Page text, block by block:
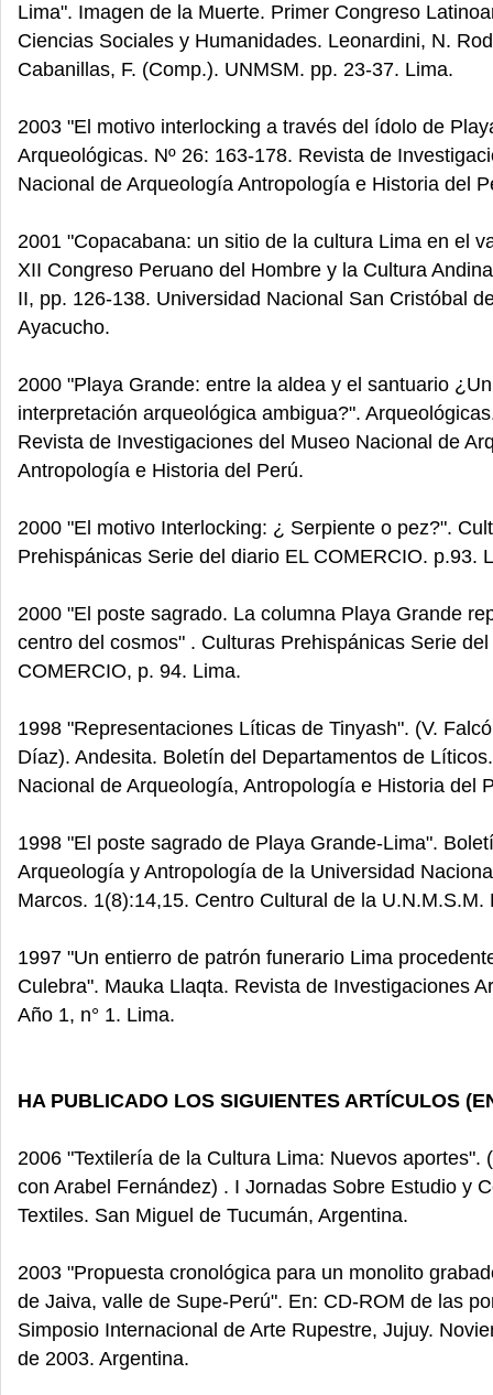
Lima". Imagen de la Muerte. Primer Congreso
Ciencias Sociales y Humanidades. Leonardini, N.
Cabanillas, F. (Comp.). UNMSM. pp. 23-37. Lima.
2003 "El motivo interlocking a través del ídolo de
Arqueológicas. Nº 26: 163-178. Revista de
Nacional de Arqueología Antropología e Historia del
2001 "Copacabana: un sitio de la cultura Lima en el
XII Congreso Peruano del Hombre y la Cultura
II, pp. 126-138. Universidad Nacional San Cristóbal
Ayacucho.
2000 "Playa Grande: entre la aldea y el santuario
interpretación arqueológica ambigua?".
Revista de Investigaciones del Museo Nacional de
Antropología e Historia del Perú.
2000 "El motivo Interlocking: ¿ Serpiente o pez?".
Prehispánicas Serie del diario EL COMERCIO. p.93.
2000 "El poste sagrado. La columna Playa Grande
centro del cosmos" . Culturas Prehispánicas Serie
COMERCIO, p. 94. Lima.
1998 "Representaciones Líticas de Tinyash". (V.
Díaz). Andesita. Boletín del Departamentos de
Nacional de Arqueología, Antropología e Historia del
1998 "El poste sagrado de Playa Grande-Lima".
Arqueología y Antropología de la Universidad
Marcos. 1(8):14,15. Centro Cultural de la U.N.M.S.M.
1997 "Un entierro de patrón funerario Lima
Culebra". Mauka Llaqta. Revista de Investigaciones
Año 1, n° 1. Lima.
HA PUBLICADO LOS SIGUIENTES ARTÍCULOS
2006 "Textilería de la Cultura Lima: Nuevos aportes".
con Arabel Fernández) . I Jornadas Sobre Estudio y
Textiles. San Miguel de Tucumán, Argentina.
2003 "Propuesta cronológica para un monolito
de Jaiva, valle de Supe-Perú". En: CD-ROM de las
Simposio Internacional de Arte Rupestre, Jujuy.
de 2003. Argentina.